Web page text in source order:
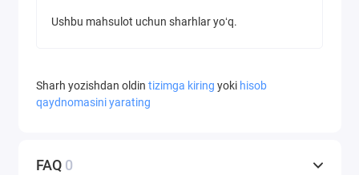
Ushbu mahsulot uchun sharhlar yoʻq.
Sharh yozishdan oldin tizimga kiring yoki hisob
qaydnomasini yarating
FAQ 0